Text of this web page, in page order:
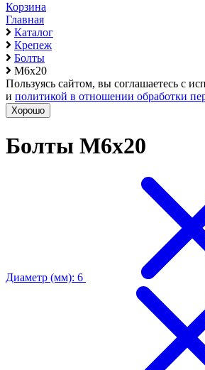
Корзина
Главная
Каталог
Крепеж
Болты
М6х20
Пользуясь сайтом, вы соглашаетесь с
и политикой в отношении обработки
Хорошо
Болты М6х20
Диаметр (мм): 6